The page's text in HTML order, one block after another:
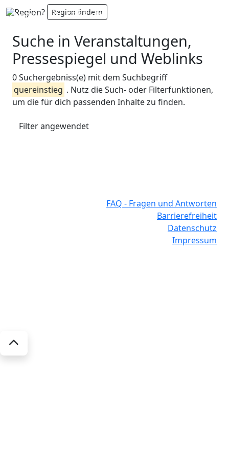
Region? Region ändern
Suche in Veranstaltungen,
Pressespiegel und Weblinks
0 Suchergebniss(e) mit dem Suchbegriff
quereinstieg . Nutz die Such- oder Filterfunktionen,
um die für dich passenden Inhalte zu finden.
Filter angewendet
FAQ - Fragen und Antworten
Barrierefreiheit
Datenschutz
Impressum